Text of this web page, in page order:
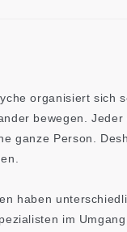
organisiert sich
bewegen.
ganze Person.
haben
im